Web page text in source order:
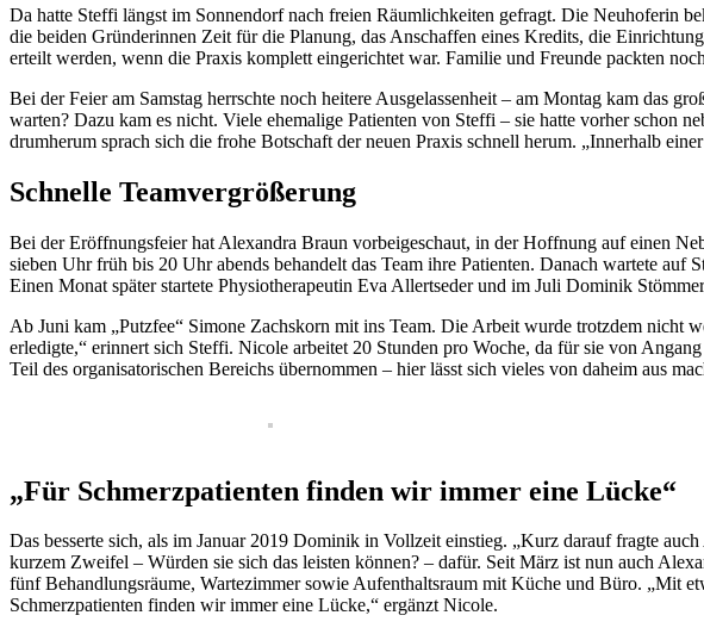
Da hatte Steffi längst im Sonnendorf nach freien Räumlichkeiten gefragt. Die Neuhoferin
die beiden Gründerinnen Zeit für die Planung, das Anschaffen eines Kredits, die
erteilt werden, wenn die Praxis komplett eingerichtet war. Familie und Freunde packten
Bei der Feier am Samstag herrschte noch heitere Ausgelassenheit – am Montag kam das
warten? Dazu kam es nicht. Viele ehemalige Patienten von Steffi – sie hatte vorher schon
drumherum sprach sich die frohe Botschaft der neuen Praxis schnell herum. „Innerhalb
Schnelle Teamvergrößerung
Bei der Eröffnungsfeier hat Alexandra Braun vorbeigeschaut, in der Hoffnung auf einen
sieben Uhr früh bis 20 Uhr abends behandelt das Team ihre Patienten. Danach wartete
Einen Monat später startete Physiotherapeutin Eva Allertseder und im Juli Dominik
Ab Juni kam „Putzfee“ Simone Zachskorn mit ins Team. Die Arbeit wurde trotzdem nicht
erledigte,“ erinnert sich Steffi. Nicole arbeitet 20 Stunden pro Woche, da für sie von
Teil des organisatorischen Bereichs übernommen – hier lässt sich vieles von daheim aus
„Für Schmerzpatienten finden wir immer eine Lücke“
Das besserte sich, als im Januar 2019 Dominik in Vollzeit einstieg. „Kurz darauf fragte
kurzem Zweifel – Würden sie sich das leisten können? – dafür. Seit März ist nun auch
fünf Behandlungsräume, Wartezimmer sowie Aufenthaltsraum mit Küche und Büro. „Mit
Schmerzpatienten finden wir immer eine Lücke,“ ergänzt Nicole.